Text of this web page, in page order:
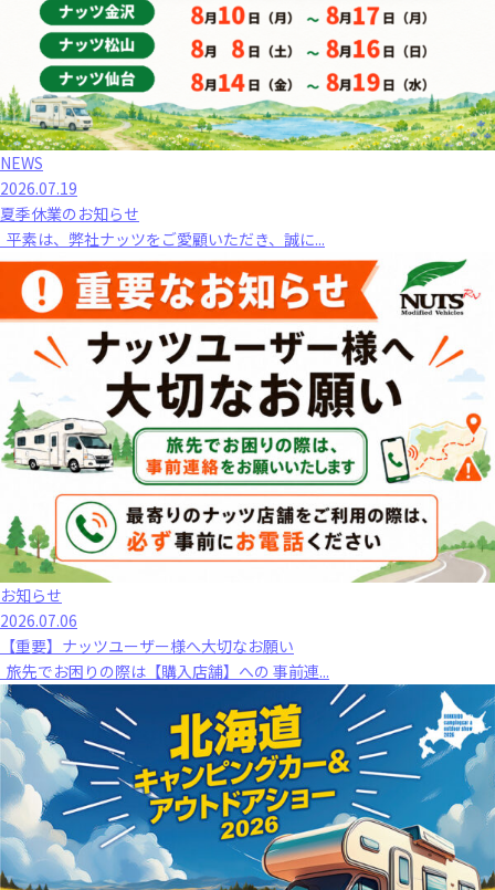
NEWS
2026.07.19
夏季休業のお知らせ
平素は、弊社ナッツをご愛顧いただき、誠に...
お知らせ
2026.07.06
【重要】ナッツユーザー様へ大切なお願い
旅先でお困りの際は【購入店舗】への 事前連...